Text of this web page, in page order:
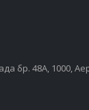
бр. 48А, 1000,